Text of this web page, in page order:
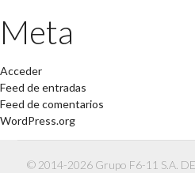
Meta
Acceder
Feed de entradas
Feed de comentarios
WordPress.org
© 2014-2026 Grupo F6-11 S.A.